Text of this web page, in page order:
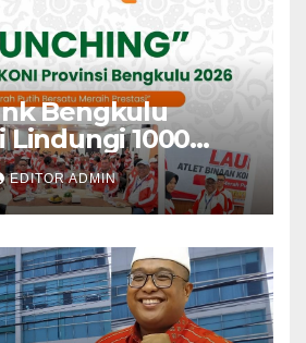
Bengkulu
Lindungi 1000
EDITOR ADMIN